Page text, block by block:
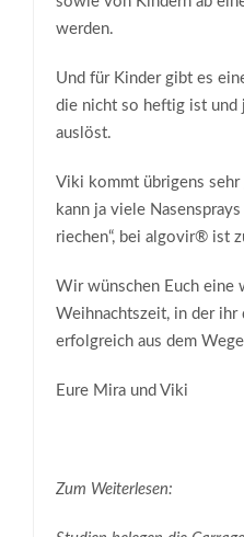
werden.
Und für Kinder gibt es
die nicht so heftig ist und
auslöst.
Viki kommt übrigens sehr
kann ja viele
riechen“, bei algovir® ist
Wir wünschen Euch eine
Weihnachtszeit, in der ihr
erfolgreich aus dem
Eure Mira und Viki
Zum Weiterlesen: